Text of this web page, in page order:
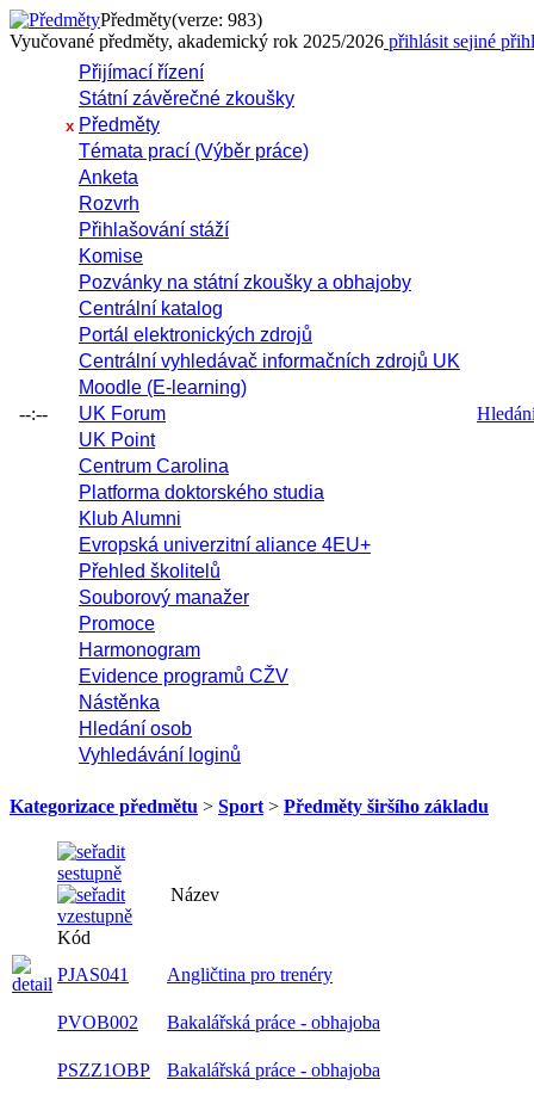
Předměty(verze: 983)
Vyučované předměty, akademický rok 2025/2026 přihlásit sejiné
--:--
Přijímací řízení
Státní závěrečné zkoušky
x Předměty
Témata prací (Výběr práce)
Anketa
Rozvrh
Přihlašování stáží
Komise
Pozvánky na státní zkoušky a obhajoby
Centrální katalog
Portál elektronických zdrojů
Centrální vyhledávač informačních zdrojů UK
Moodle (E-learning)
UK Forum
UK Point
Centrum Carolina
Platforma doktorského studia
Klub Alumni
Evropská univerzitní aliance 4EU+
Přehled školitelů
Souborový manažer
Promoce
Harmonogram
Evidence programů CŽV
Nástěnka
Hledání osob
Vyhledávání loginů
Kategorizace předmětu > Sport > Předměty širšího základu
Kód
Název
PJAS041 Angličtina pro trenéry
PVOB002 Bakalářská práce - obhajoba
PSZZ1OBP Bakalářská práce - obhajoba